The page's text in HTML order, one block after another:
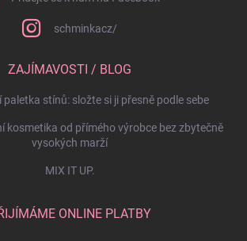
schminkacz/
ZAJÍMAVOSTI / BLOG
paletka stínů: složte si ji přesně podle sebe
kosmetika od přímého výrobce bez zbytečně
vysokých marží
MIX IT UP.
ONLINE PLATBY